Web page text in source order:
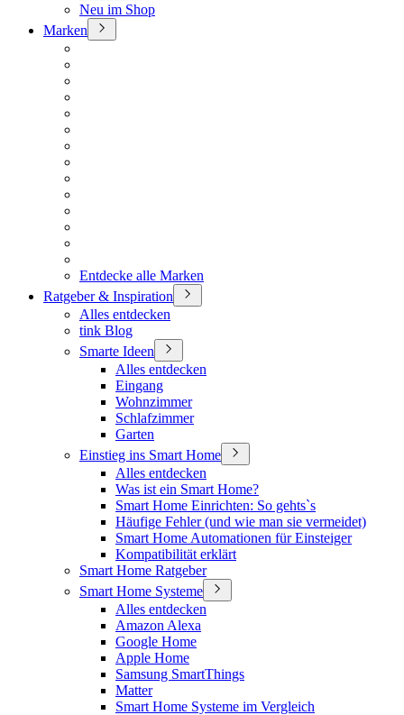
Neu im Shop
Marken
Entdecke alle Marken
Ratgeber & Inspiration
Alles entdecken
tink Blog
Smarte Ideen
Alles entdecken
Eingang
Wohnzimmer
Schlafzimmer
Garten
Einstieg ins Smart Home
Alles entdecken
Was ist ein Smart Home?
Smart Home Einrichten: So gehts`s
Häufige Fehler (und wie man sie vermeidet)
Smart Home Automationen für Einsteiger
Kompatibilität erklärt
Smart Home Ratgeber
Smart Home Systeme
Alles entdecken
Amazon Alexa
Google Home
Apple Home
Samsung SmartThings
Matter
Smart Home Systeme im Vergleich